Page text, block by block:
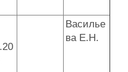
Василье
ва Е.Н.